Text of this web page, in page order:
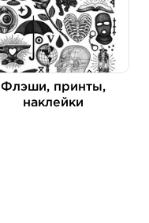
Флэши, принты,
наклейки